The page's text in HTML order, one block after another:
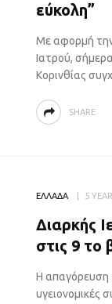
εύκολη”
Με αφορμή
Ιατρού,
Κορινθίας
SHARE
ΕΛΛΑΔΑ 5
Διαρκής
στις 9 το
Η απαγόρευση
υγειονομικές